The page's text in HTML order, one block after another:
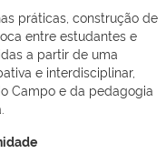
práticas, construção de
entre estudantes e
a partir de uma
e interdisciplinar,
Campo e da pedagogia